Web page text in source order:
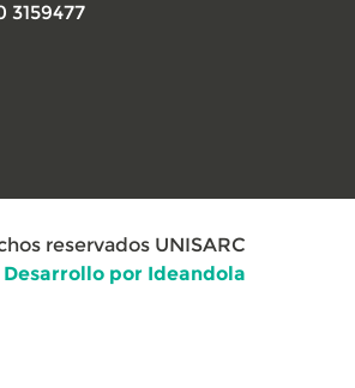
3159477
reservados UNISARC
Desarrollo por Ideandola